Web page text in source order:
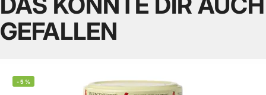
GEFALLEN
-5 %